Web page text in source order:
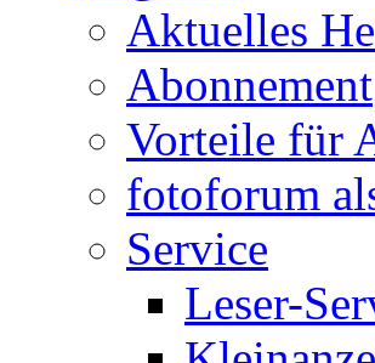
Aktuelles
Abonnement
Vorteile für
fotoforum
Service
Leser-